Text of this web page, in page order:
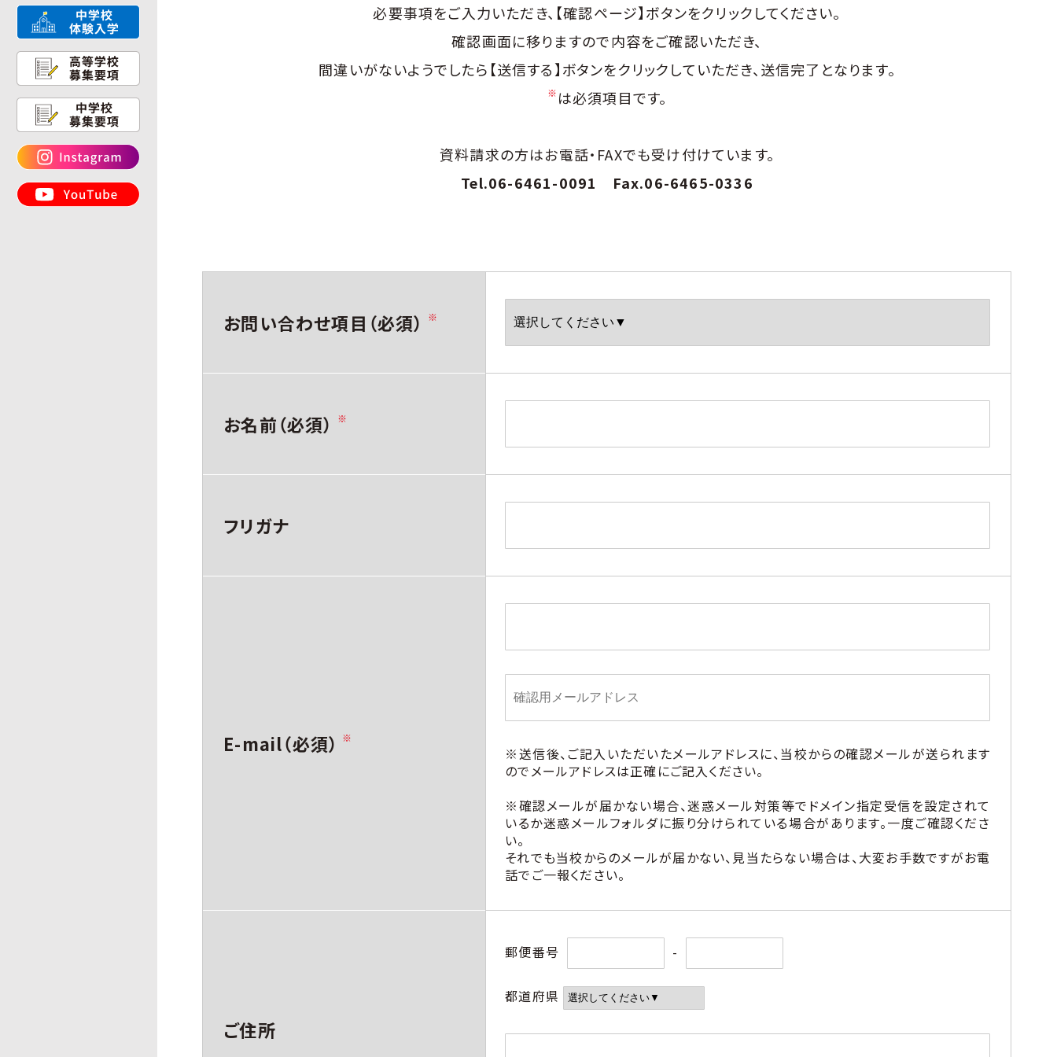
必要事項をご入力いただき、 【確認ページ】ボタンをクリックしてください。
確認画面に移りますので内容をご確認いただき、
間違いがないようでしたら 【送信する】ボタンをクリックしていただき、 送信完了となります。
※ は必須項目です。
資料請求の方はお電話・FAXでも受け付けています。
Tel.06-6461-0091
Fax.06-6465-0336
お問い合わせ項目（必須） ※
お名前（必須） ※
フリガナ
E-mail（必須） ※
※送信後、ご記入いただいたメールアドレスに、当校からの確認メールが送られます
のでメールアドレスは正確にご記入ください。
※確認メールが届かない場合、迷惑メール対策等でドメイン指定受信を設定されて
いるか迷惑メールフォルダに振り分けられている場合があります。一度ご確認くださ
い。
それでも当校からのメールが届かない、見当たらない場合は、大変お手数ですがお電
話でご一報ください。
ご住所
郵便番号 -
都道府県